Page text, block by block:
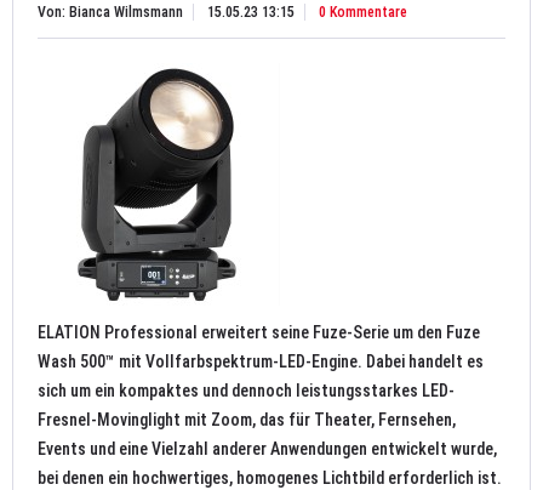
Von: Bianca Wilmsmann 15.05.23 13:15 0 Kommentare
ELATION Professional erweitert seine Fuze-Serie um den Fuze
Wash 500™ mit Vollfarbspektrum-LED-Engine. Dabei handelt es
sich um ein kompaktes und dennoch leistungsstarkes LED-
Fresnel-Movinglight mit Zoom, das für Theater, Fernsehen,
Events und eine Vielzahl anderer Anwendungen entwickelt wurde,
bei denen ein hochwertiges, homogenes Lichtbild erforderlich ist.